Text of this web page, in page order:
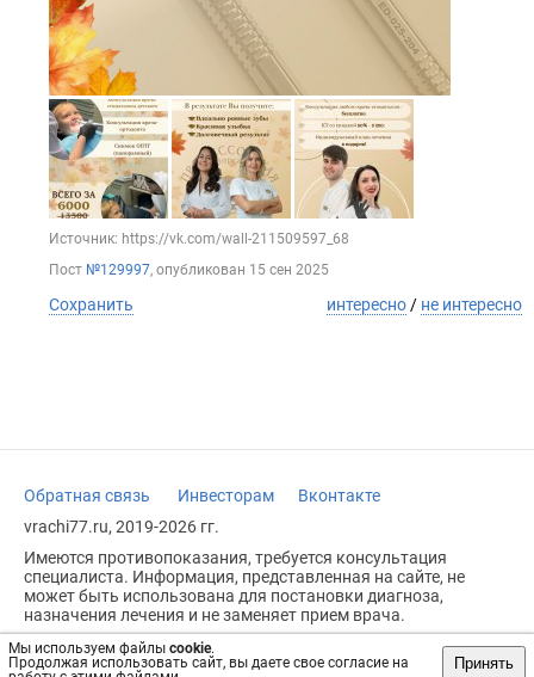
Мы используем файлы cookie.
Продолжая использовать сайт, вы даете свое согласие на
Принять
Источник: https://vk.com/wall-211509597_68
Пост №129997, опубликован 15 сен 2025
Сохранить интересно / не интересно
Обратная связь Инвесторам
Вконтакте
vrachi77.ru, 2019-2026 гг.
Имеются противопоказания, требуется консультация
специалиста. Информация, представленная на сайте, не
может быть использована для постановки диагноза,
назначения лечения и не заменяет прием врача.
Возрастное ограничение: 18+